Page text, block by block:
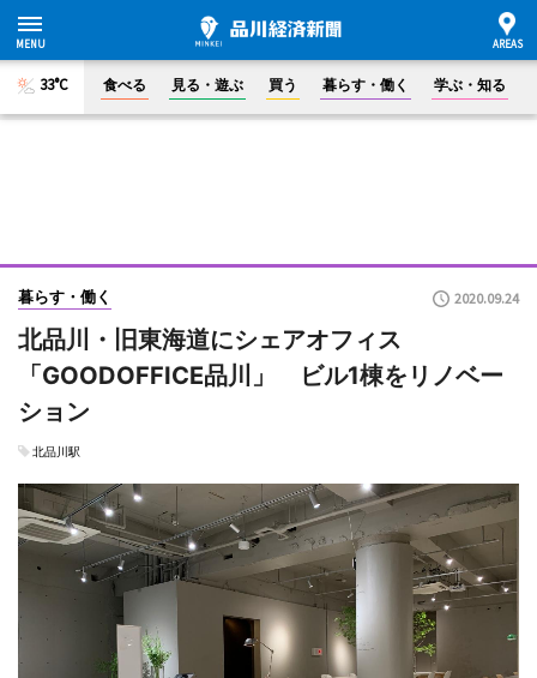
33°C 食べる 見る・遊ぶ 買う 暮らす・働く 学ぶ・知る
暮らす・働く 2020.09.24
北品川・旧東海道にシェアオフィス
「GOODOFFICE品川」 ビル1棟をリノベー
ション
北品川駅